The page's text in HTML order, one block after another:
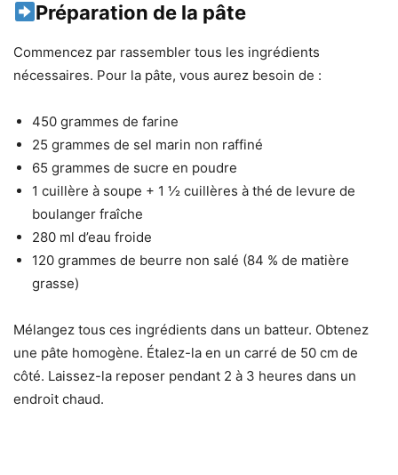
Préparation de la pâte
Commencez par rassembler tous les ingrédients
nécessaires. Pour la pâte, vous aurez besoin de :
450 grammes de farine
25 grammes de sel marin non raffiné
65 grammes de sucre en poudre
1 cuillère à soupe + 1 ½ cuillères à thé de levure de
boulanger fraîche
280 ml d’eau froide
120 grammes de beurre non salé (84 % de matière
grasse)
Mélangez tous ces ingrédients dans un batteur. Obtenez
une pâte homogène. Étalez-la en un carré de 50 cm de
côté. Laissez-la reposer pendant 2 à 3 heures dans un
endroit chaud.